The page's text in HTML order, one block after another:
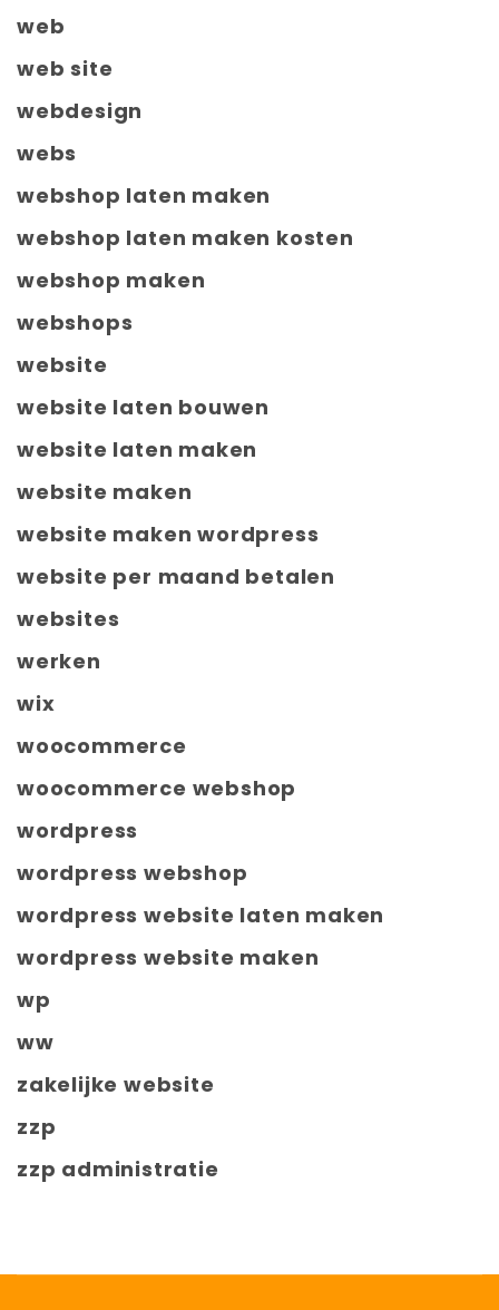
web
web site
webdesign
webs
webshop laten maken
webshop laten maken kosten
webshop maken
webshops
website
website laten bouwen
website laten maken
website maken
website maken wordpress
website per maand betalen
websites
werken
wix
woocommerce
woocommerce webshop
wordpress
wordpress webshop
wordpress website laten maken
wordpress website maken
wp
ww
zakelijke website
zzp
zzp administratie